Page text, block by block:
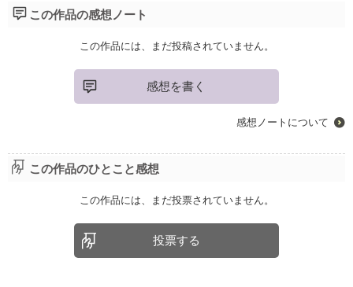
この作品の感想ノート
この作品には、まだ投稿されていません。
感想を書く
感想ノートについて
この作品のひとこと感想
この作品には、まだ投票されていません。
投票する